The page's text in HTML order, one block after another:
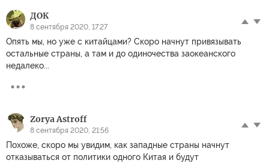
ДОК
8 сентября 2020, 17:27
Опять мы, но уже с китайцами? Скоро начнут привязывать
остальные страны, а там и до одиночества заокеанского
недалеко...
Zorya Astroff
8 сентября 2020, 21:56
Похоже, скоро мы увидим, как западные страны начнут
отказываться от политики одного Китая и будут